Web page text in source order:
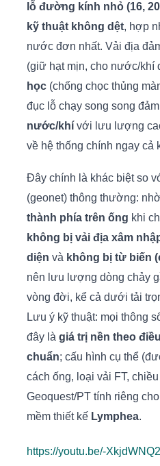
lỗ đường kính nhỏ (16,
kỹ thuật không dệt, hợp
nước đơn nhất. Vải địa
(giữ hạt mịn, cho nước/khí
học (chống chọc thủng
đục lỗ chạy song song
nước/khí với lưu lượng
về hệ thống chính ngay cả
Đây chính là khác biệt so
(geonet) thông thường: nhờ
thành phía trên ống khi
không bị vải địa xâm
diện và không bị từ biến
nên lưu lượng dòng chảy
vòng đời, kể cả dưới tải
Lưu ý kỹ thuật: mọi thông
đây là giá trị nền theo
chuẩn; cấu hình cụ thể
cách ống, loại vải FT,
Geoquest/PT tính riêng
mềm thiết kế Lymphea.
https://youtu.be/-